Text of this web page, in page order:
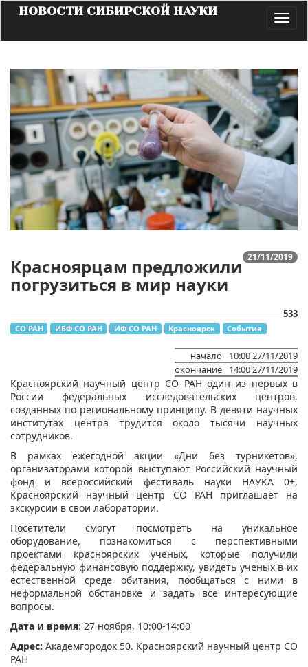
НОВОСТИ СИБИРСКОЙ НАУКИ
21/11/2019
Красноярцам предложили
погрузиться в мир науки
533
СО РАН ИБФ СО РАН ИФ СО РАН Красноярск События
начало
10:00 27/11/2019
окончание
14:00 27/11/2019
Красноярский научный центр СО РАН один из первых в
России федеральных исследовательских центров,
созданных по региональному принципу. В девяти научных
институтах центра трудится около тысячи научных
сотрудников.
В рамках ежегодной акции «Дни без турникетов»,
организаторами которой выступают Российский научный
фонд и всероссийский фестиваль науки НАУКА 0+,
Красноярский научный центр СО РАН приглашает на
экскурсии в свои лаборатории.
Посетители смогут посмотреть на уникальное
оборудование, познакомиться с перспективными
проектами красноярских ученых, которые получили
федеральную финансовую поддержку, увидеть ученых в их
естественной среде обитания, пообщаться с ними в
неформальной обстановке и задать все интересующие
вопросы.
Дата и время: 27 ноября, 10:00-14:00
Адрес: Академгородок 50. Красноярский научный центр СО
РАН